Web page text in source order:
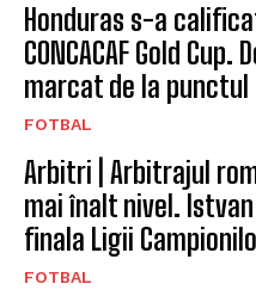
Honduras s-a
CONCACAF Gold
marcat de la punctul
FOTBAL
Arbitri | Arbitrajul
mai înalt nivel.
finala Ligii
FOTBAL